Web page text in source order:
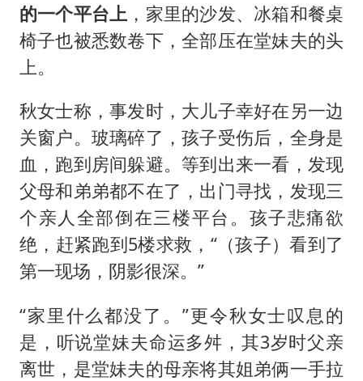
的一个平台上 ，家里的沙发、冰箱和餐桌
椅子也被悉数卷下，全部压在堂妹夫的头
上。
秋女士称，事发时，大儿子幸好在另一边
关窗户。玻璃碎了，孩子受伤后，全身是
血，跑到房间躲避。等到出来一看，发现
父母和弟弟都不在了，出门寻找，发现三
个亲人全部倒在三楼平台。孩子悲痛欲
绝，赶紧跑到5楼求救，“（孩子）看到了
第一现场，阴影很深。”
“家里什么都没了。”更令秋女士叹息的
是，听说堂妹夫命运多舛，其3岁时父亲
离世，是堂妹夫的母亲将其姐弟俩一手拉